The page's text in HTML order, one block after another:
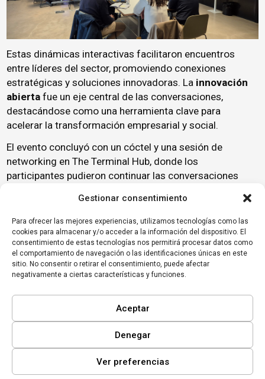
Gestionar consentimiento
Para ofrecer las mejores experiencias, utilizamos tecnologías como las
cookies para almacenar y/o acceder a la información del dispositivo. El
consentimiento de estas tecnologías nos permitirá procesar datos como
el comportamiento de navegación o las identificaciones únicas en este
sitio. No consentir o retirar el consentimiento, puede afectar
negativamente a ciertas características y funciones.
Aceptar
Denegar
Ver preferencias
Estas dinámicas interactivas facilitaron encuentros
entre líderes del sector, promoviendo conexiones
estratégicas y soluciones innovadoras. La innovación
abierta fue un eje central de las conversaciones,
destacándose como una herramienta clave para
acelerar latransformación empresarial y social.
El evento concluyó con un cóctel y una sesión de
networking en The Terminal Hub, donde los
participantes pudieron continuar las conversaciones
colaboración futuras,
Este encuentro ha sentado las bases para futuras
colaboraciones que contribuirán al posicionamiento de
la Comunidad Valenciana como líder en innovación
sostenible en Europa.